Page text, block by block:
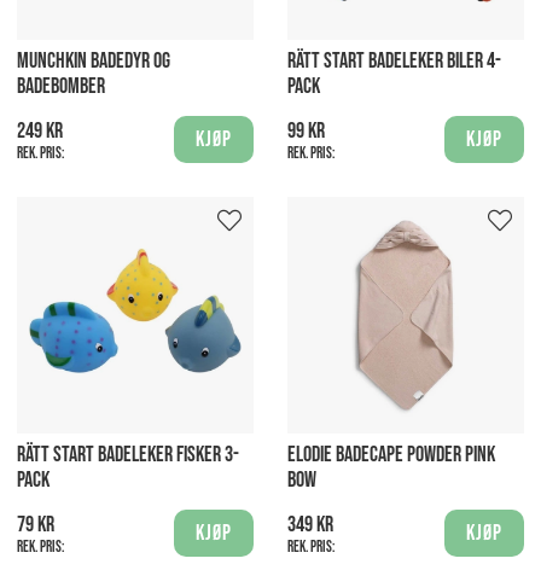
MUNCHKIN BADEDYR OG
BADEBOMBER
249 kr
Rek. pris:
Kjøp
RÄTT START BADELEKER BILER 4-
PACK
99 kr
Rek. pris:
Kjøp
RÄTT START BADELEKER FISKER 3-
PACK
79 kr
Rek. pris:
Kjøp
ELODIE BADECAPE POWDER PINK
BOW
349 kr
Rek. pris:
Kjøp